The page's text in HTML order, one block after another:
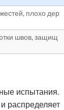
плохо дер
швов, защищ
испытания.
распределяет